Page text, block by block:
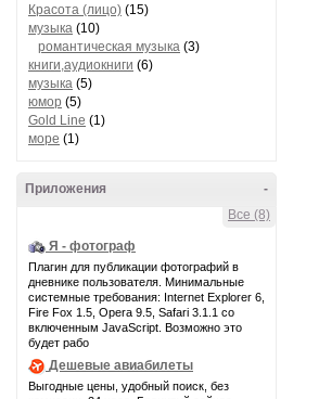
Красота (лицо) (15)
музыка (10)
романтическая музыка (3)
книги,аудиокниги (6)
музыка (5)
юмор (5)
Gold Line (1)
море (1)
-
Приложения
Все (8)
Я - фотограф
Плагин для публикации фотографий в
дневнике пользователя. Минимальные
системные требования: Internet Explorer 6,
Fire Fox 1.5, Opera 9.5, Safari 3.1.1 со
включенным JavaScript. Возможно это
будет рабо
Дешевые авиабилеты
Выгодные цены, удобный поиск, без